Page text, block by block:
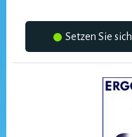
Setzen Sie